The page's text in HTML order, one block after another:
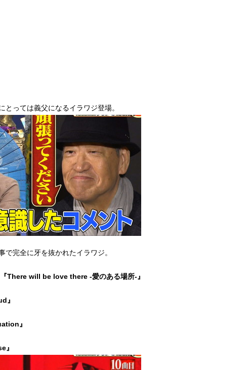
とっては義父になるイラワジ登場。
で完全に牙を抜かれたイラワジ。
There will be love there -愛のある場所-』
』
』
』